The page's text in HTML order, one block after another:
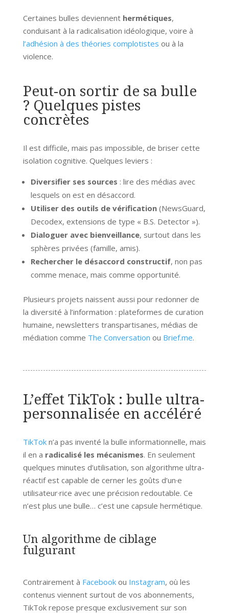
Certaines bulles deviennent hermétiques,
conduisant à la radicalisation idéologique, voire à
l’adhésion à des théories complotistes ou à la
violence.
Peut-on sortir de sa bulle
? Quelques pistes
concrètes
Il est difficile, mais pas impossible, de briser cette
isolation cognitive. Quelques leviers :
Diversifier ses sources : lire des médias avec
lesquels on est en désaccord.
Utiliser des outils de vérification(NewsGuard,
Decodex, extensions de type « B.S. Detector »).
Dialoguer avec bienveillance, surtout dans les
sphères privées (famille, amis).
Rechercher le désaccord constructif, non pas
comme menace, mais comme opportunité.
Plusieurs projets naissent aussi pour redonner de
la diversité à l’information : plateformes de curation
humaine, newsletters transpartisanes, médias de
médiation comme The Conversation ou Brief.me.
L’effet TikTok : bulle ultra-
personnalisée en accéléré
TikTokn’a pas inventé la bulle informationnelle, mais
il en a radicalisé les mécanismes. En seulement
quelques minutes d’utilisation, son algorithme ultra-
réactif est capable de cerner les goûts d’un·e
utilisateur·rice avec une précision redoutable. Ce
n’est plus une bulle… c’est une capsule hermétique.
Un algorithme de ciblage
fulgurant
Contrairement à Facebookou Instagram, où les
contenus viennent surtout de vos abonnements,
TikTok repose presque exclusivement sur son